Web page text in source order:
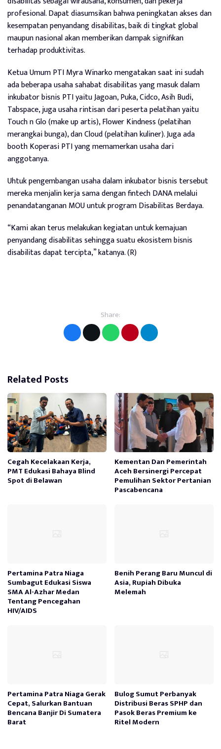
profesional. Dapat diasumsikan bahwa peningkatan akses dan
kesempatan penyandang disabilitas, baik di tingkat global
maupun nasional akan memberikan dampak signifikan
terhadap produktivitas.
Ketua Umum PTI Myra Winarko mengatakan saat ini sudah
ada beberapa usaha sahabat disabilitas yang masuk dalam
inkubator bisnis PTI yaitu Jagoan, Puka, Cidco, Asih Budi,
Tabspace, juga usaha rintisan dari peserta pelatihan yaitu
Touch n Glo (make up artis), Flower Kindness (pelatihan
merangkai bunga), dan Cloud (pelatihan kuliner). Juga ada
booth Koperasi PTI yang memamerkan usaha dari
anggotanya.
Uhtuk pengembangan usaha dalam inkubator bisnis tersebut
mereka menjalin kerja sama dengan fintech DANA melalui
penandatanganan MOU untuk program Disabilitas Berdaya.
“Kami akan terus melakukan kegiatan untuk kemajuan
penyandang disabilitas sehingga suatu ekosistem bisnis
disabilitas dapat tercipta,” katanya. (R)
Share:
Related Posts
Cegah Kecelakaan Kerja,
PMT Edukasi Bahaya Blind
Spot di Belawan
Kementan Dan Pemerintah
Aceh Bersinergi Percepat
Pemulihan Sektor Pertanian
Pascabencana
Pertamina Patra Niaga
Sumbagut Edukasi Siswa
SMA Al-Azhar Medan
Tentang Pencegahan
HIV/AIDS
Benih Perang Baru Muncul di
Asia, Rupiah Dibuka
Melemah
Pertamina Patra Niaga Gerak
Cepat, Salurkan Bantuan
Bencana Banjir Di Sumatera
Barat
Bulog Sumut Perbanyak
Distribusi Beras SPHP dan
Pasok Beras Premium ke
Ritel Modern